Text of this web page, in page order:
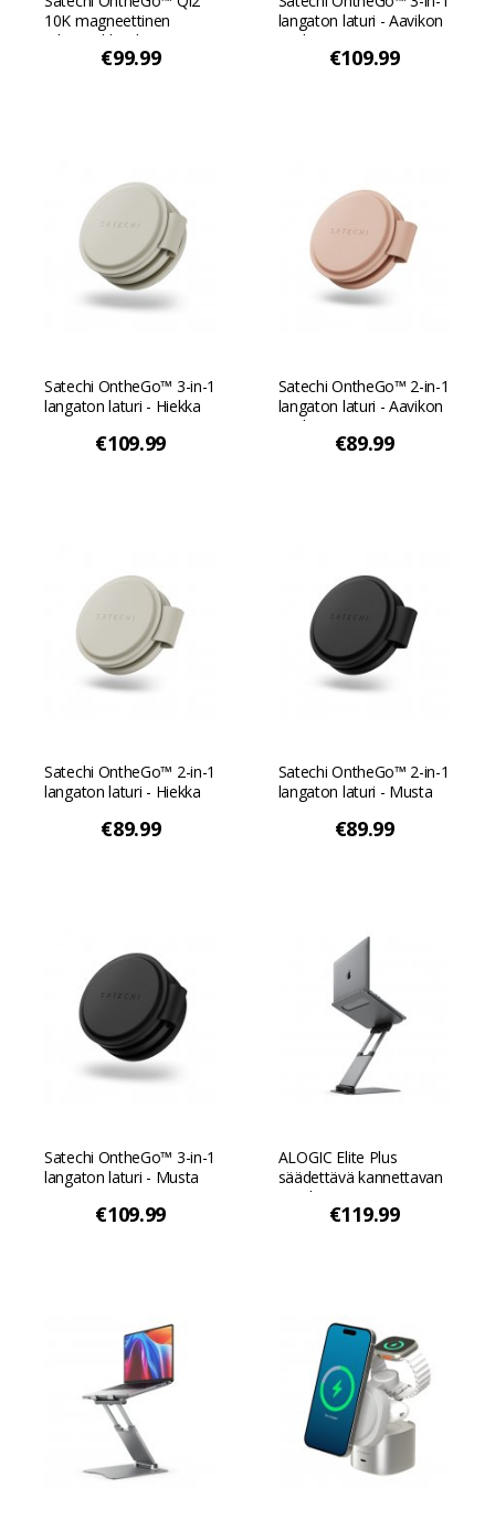
10K magneettinen
tehopankki jalustan
kanssa - Aavikon
€99.99
langaton laturi - Aavikon
vaaleanpunainen
€109.99
Satechi OntheGo™ 3-in-1
langaton laturi - Hiekka
€109.99
Satechi OntheGo™ 2-in-1
langaton laturi - Aavikon
vaaleanpunainen
€89.99
Satechi OntheGo™ 2-in-1
langaton laturi - Hiekka
€89.99
Satechi OntheGo™ 2-in-1
langaton laturi - Musta
€89.99
Satechi OntheGo™ 3-in-1
langaton laturi - Musta
€109.99
ALOGIC Elite Plus
säädettävä kannettavan
tietokoneen
kannatinjärjestelmä -
€119.99